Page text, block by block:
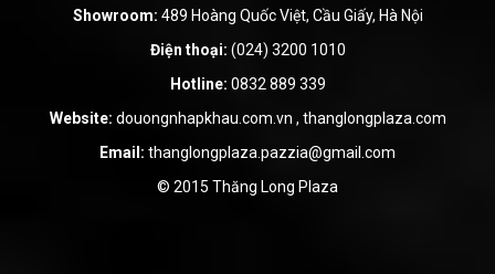
Showroom: 489 Hoàng Quốc Việt, Cầu Giấy, Hà Nội
Điện thoại: (024) 3200 1010
Hotline: 0832 889 339
Website: douongnhapkhau.com.vn , thanglongplaza.com
Email: thanglongplaza.pazzia@gmail.com
© 2015 Thăng Long Plaza